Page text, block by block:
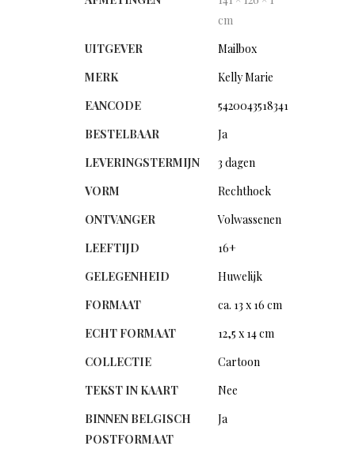
cm
UITGEVER
Mailbox
MERK
Kelly Marie
EANCODE
5420043518341
BESTELBAAR
Ja
LEVERINGSTERMIJN
3 dagen
VORM
Rechthoek
ONTVANGER
Volwassenen
LEEFTIJD
16+
GELEGENHEID
Huwelijk
FORMAAT
ca. 13 x 16 cm
ECHT FORMAAT
12,5 x 14 cm
COLLECTIE
Cartoon
TEKST IN KAART
Nee
BINNEN BELGISCH
POSTFORMAAT
Ja